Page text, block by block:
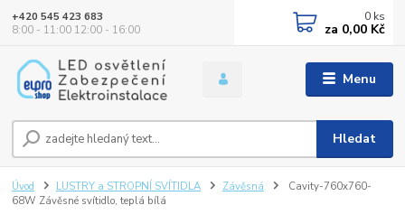
Menu
Hledat
+420 545 423 683
8:00 - 11:00 12:00 - 16:00
0 ks
za 0,00 Kč
Úvod LUSTRY a STROPNÍ SVÍTIDLA Závěsná
Cavity-760x760-
68W Závěsné svítidlo, teplá bílá